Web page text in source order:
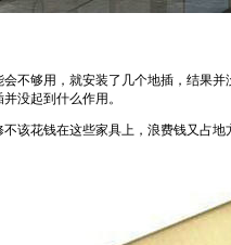
不够用，就安装了几个地插，结果
没起到什么作用。
不该花钱在这些家具上，浪费钱又占地